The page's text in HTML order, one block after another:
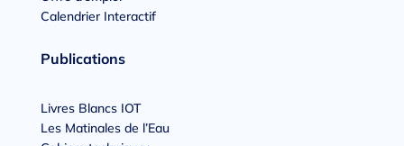
Calendrier Interactif
Publications
Livres Blancs IOT
Les Matinales de l’Eau